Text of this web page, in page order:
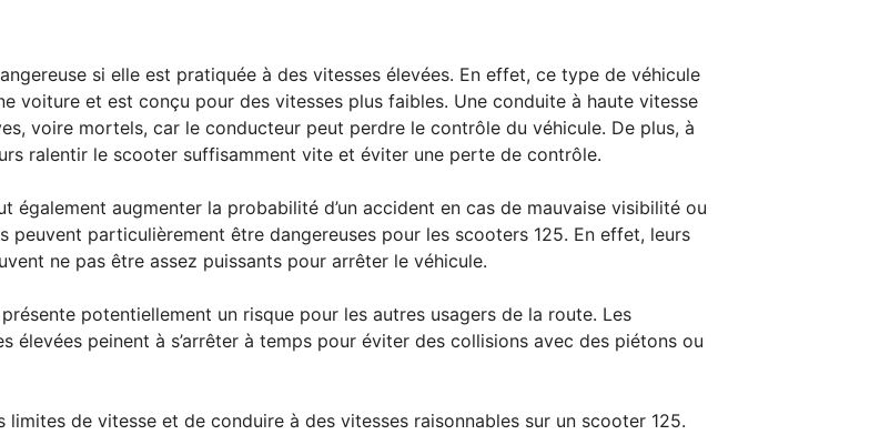
si elle est pratiquée à des vitesses élevées. En effet, ce type de véhicule
voiture et est conçu pour des vitesses plus faibles. Une conduite à haute vitesse
voire mortels, car le conducteur peut perdre le contrôle du véhicule. De plus, à
ralentir le scooter suffisamment vite et éviter une perte de contrôle.
également augmenter la probabilité d’un accident en cas de mauvaise visibilité ou
peuvent particulièrement être dangereuses pour les scooters 125. En effet, leurs
ne pas être assez puissants pour arrêter le véhicule.
potentiellement un risque pour les autres usagers de la route. Les
peinent à s’arrêter à temps pour éviter des collisions avec des piétons ou
de vitesse et de conduire à des vitesses raisonnables sur un scooter 125.